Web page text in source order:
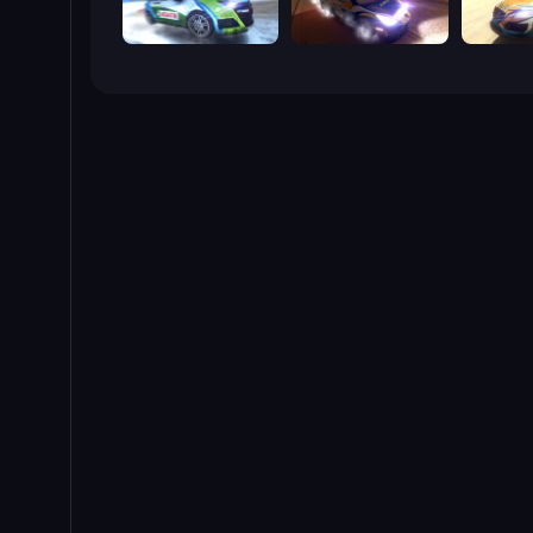
Rally Point 2 Rally Point 4 Rally